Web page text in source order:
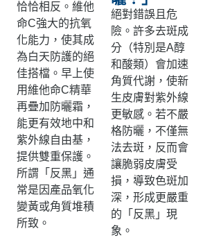
恰恰相反。維他
命C強大的抗氧
化能力，使其成
為白天防護的絕
佳搭檔。早上使
用維他命C精華
再疊加防曬霜，
能更有效地中和
紫外線自由基，
提供雙重保護。
所謂「反黑」通
常是因產品氧化
變黃或角質堆積
所致。
絕對錯誤且危
險。許多去斑成
分（特別是A醇
和酸類）會加速
角質代謝，使新
生皮膚對紫外線
更敏感。若不嚴
格防曬，不僅無
法去斑，反而會
讓脆弱皮膚受
損，導致色斑加
深，形成更嚴重
的「反黑」現
象。